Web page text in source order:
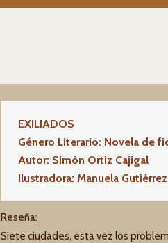
EXILIADOS
Género Literario: Novela de
Autor: Simón Ortiz Cajigal
Ilustradora: Manuela
Reseña:
Siete ciudades, esta vez los